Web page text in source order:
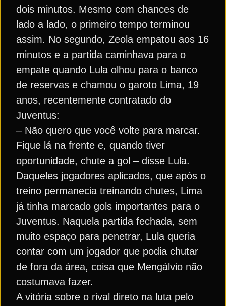
dois minutos. Mesmo com chances de
lado a lado, o primeiro tempo terminou
assim. No segundo, Zeola empatou aos 16
minutos e a partida caminhava para o
empate quando Lula olhou para o banco
de reservas e chamou o garoto Lima, 19
anos, recentemente contratado do
Juventus:
– Não quero que você volte para marcar.
Fique lá na frente e, quando tiver
oportunidade, chute a gol – disse Lula.
Daqueles jogadores aplicados, que após o
treino permanecia treinando chutes, Lima
já tinha marcado gols importantes para o
Juventus. Naquela partida fechada, sem
muito espaço para penetrar, Lula queria
contar com um jogador que podia chutar
de fora da área, coisa que Mengálvio não
costumava fazer.
A vitória sobre o rival direto na luta pelo